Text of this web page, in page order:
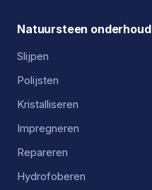
Natuursteen onderhoud
Slijpen
Polijsten
Kristalliseren
Impregneren
Repareren
Hydrofoberen